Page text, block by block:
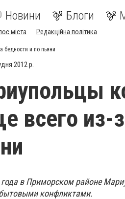
Новини Блоги
міста Редакційна політика
бедности и по пьяни
2012 р.
всего из-
в Приморском районе
конфликтами.